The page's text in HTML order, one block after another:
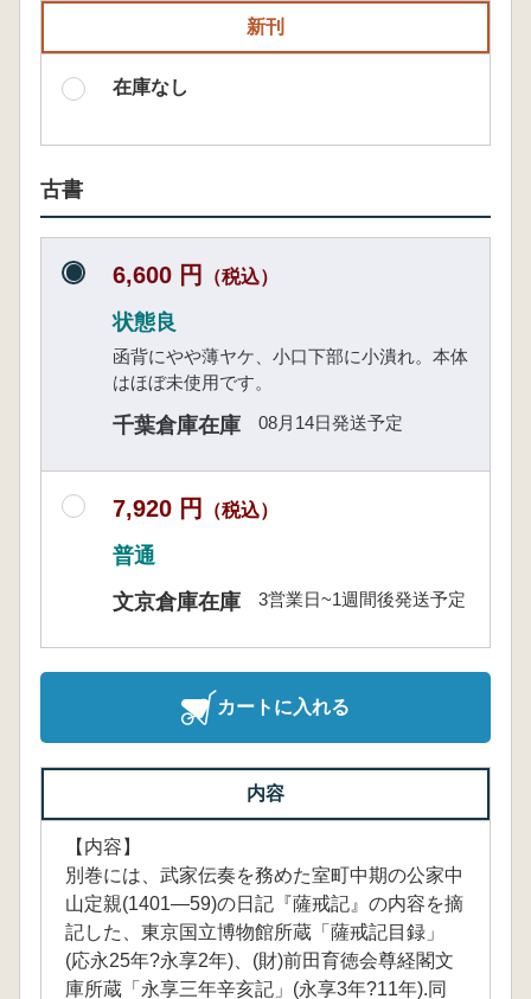
新刊
在庫なし
古書
6,600 円 （税込）
状態良
函背にやや薄ヤケ、小口下部に小潰れ。本体
はほぼ未使用です。
千葉倉庫在庫 08月14日発送予定
7,920 円 （税込）
普通
文京倉庫在庫
3営業日~1週間後発送予定
カートに入れる
内容
【内容】
別巻には、武家伝奏を務めた室町中期の公家中
山定親(1401―59)の日記『薩戒記』の内容を摘
記した、東京国立博物館所蔵「薩戒記目録」
(応永25年?永享2年)、(財)前田育徳会尊経閣文
庫所蔵「永享三年辛亥記」(永享3年?11年).同